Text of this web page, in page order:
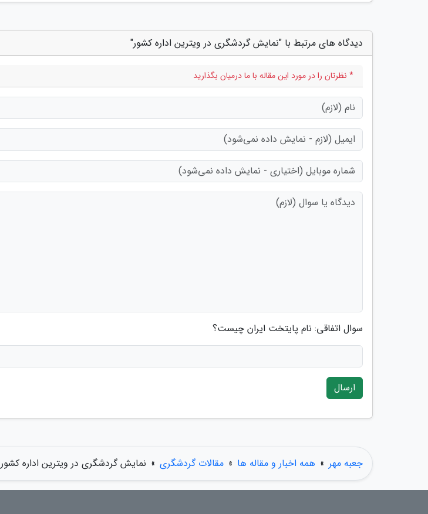
دیدگاه های مرتبط با "نمایش گردشگری در ویترین اداره کشور"
* نظرتان را در مورد این مقاله با ما درمیان بگذارید
سوال اتفاقی: نام پایتخت ایران چیست؟
ارسال
جعبه مهر » همه اخبار و مقاله ها » مقالات گردشگری » نمایش گردشگری در ویترین اداره کشور